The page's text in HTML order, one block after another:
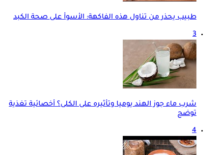
طبيب يحذر من تناول هذه الفاكهة: الأسوأ على صحة الكبد
3
شرب ماء جوز الهند يوميا وتأثيره على الكلى؟ أخصائية تغذية
توضح
4